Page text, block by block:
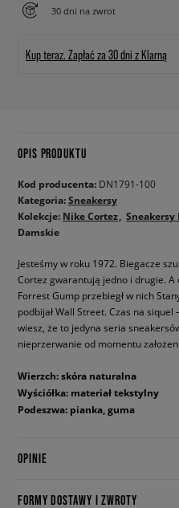
30 dni na zwrot
Kup teraz. Zapłać za 30 dni z Klarną
OPIS PRODUKTU
Kod producenta: DN1791-100
Kategoria:Sneakersy
Kolekcje: Nike Cortez Sneakersy
Damskie
Jesteśmy w roku 1972. Biegacze
Cortez gwarantują jedno i drugie. A
Forrest Gump przebiegł w nich
podbijał Wall Street. Czas na siquel
wiesz, że to jedyna seria
nieprzerwanie od momentu
Wierzch: skóra naturalna
Wyściółka: materiał tekstylny
Podeszwa: pianka, guma
OPINIE
FORMY DOSTAWY I ZWROTY